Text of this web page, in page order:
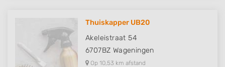
Thuiskapper UB20
Akeleistraat 54
6707BZ Wageningen
Op 10,53 km afstand